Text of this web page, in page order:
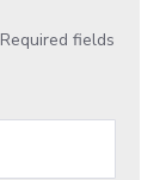
Required fields